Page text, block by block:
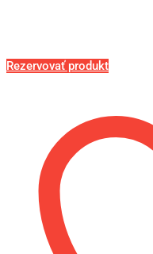
Rezervovať produkt